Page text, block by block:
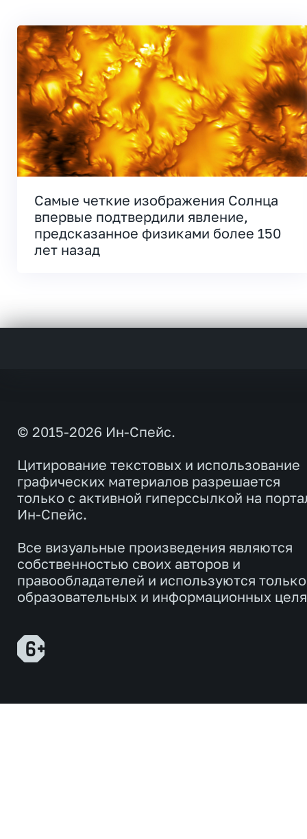
Самые четкие изображения Солнца
впервые подтвердили явление,
предсказанное физиками более 150
лет назад
© 2015-2026 Ин-Спейс.
Цитирование текстовых и использование
графических материалов разрешается
только с активной гиперссылкой на
Ин-Спейс.
Все визуальные произведения являются
собственностью своих авторов и
правообладателей и используются
образовательных и информационных